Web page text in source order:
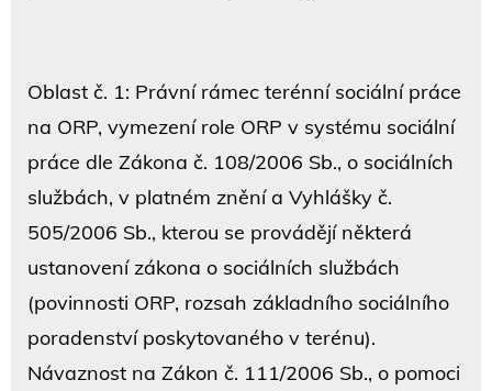
Oblast č. 1: Právní rámec terénní sociální práce
na ORP, vymezení role ORP v systému sociální
práce dle Zákona č. 108/2006 Sb., o sociálních
službách, v platném znění a Vyhlášky č.
505/2006 Sb., kterou se provádějí některá
ustanovení zákona o sociálních službách
(povinnosti ORP, rozsah základního sociálního
poradenství poskytovaného v terénu).
Návaznost na Zákon č. 111/2006 Sb., o pomoci